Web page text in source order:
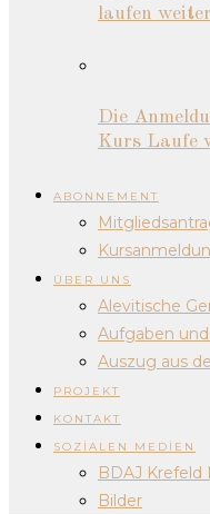
laufen
Die
Kurs Laufe
ABONNEMENT
ÜBER UNS
Alevitische
Aufgaben
Auszug aus
PROJEKT
KONTAKT
SOZIALEN MEDIEN
BDAJ Krefeld
Bilder